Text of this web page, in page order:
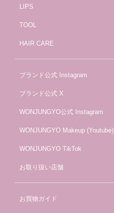
LIPS
TOOL
HAIR CARE
ブランド公式 Instagram
ブランド公式 X
WONJUNGYO公式 Instagram
WONJUNGYO Makeup (Youtube)
WONJUNGYO TikTok
お取り扱い店舗
お買物ガイド